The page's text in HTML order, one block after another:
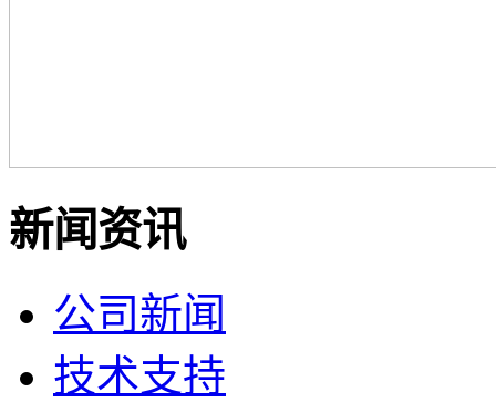
新闻资讯
公司新闻
技术支持